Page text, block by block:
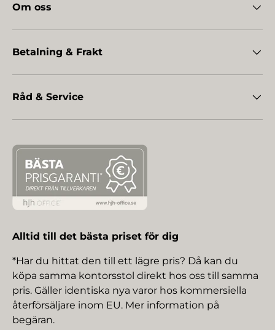
Om oss
Betalning & Frakt
Råd & Service
Alltid till det bästa priset för dig
*Har du hittat den till ett lägre pris? Då kan du
köpa samma kontorsstol direkt hos oss till samma
pris. Gäller identiska nya varor hos kommersiella
återförsäljare inom EU. Mer information på
begäran.